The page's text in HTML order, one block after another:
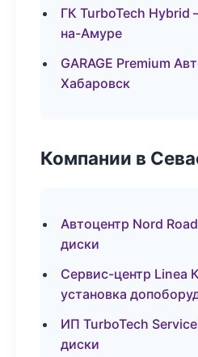
ГК TurboTech
на-Амуре
GARAGE Premium
Хабаровск
Компании в
Автоцентр Nord
диски
Сервис-центр
установка
ИП TurboTech
диски